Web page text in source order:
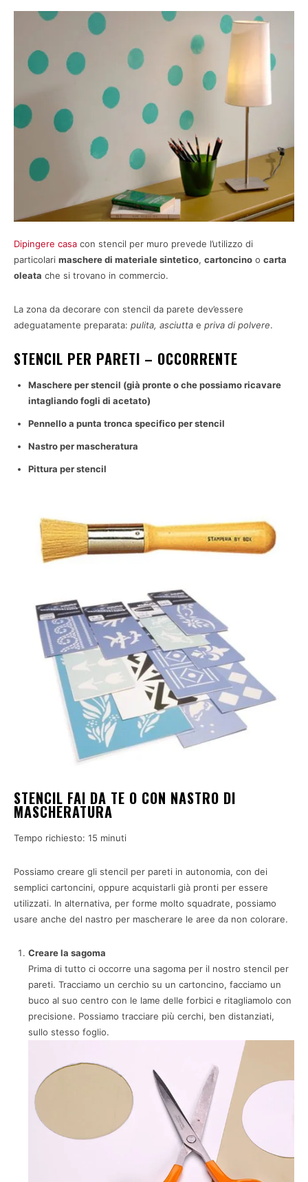
Dipingere casa con stencil per muro prevede l’utilizzo di
particolari maschere di materiale sintetico, cartoncino o carta
oleata che si trovano in commercio.
La zona da decorare con stencil da parete dev’essere
adeguatamente preparata: pulita, asciutta e priva di polvere.
STENCIL PER PARETI – OCCORRENTE
Maschere per stencil (già pronte o che possiamo ricavare
intagliando fogli di acetato)
Pennello a punta tronca specifico per stencil
Nastro per mascheratura
Pittura per stencil
STENCIL FAI DA TE O CON NASTRO DI
MASCHERATURA
Tempo richiesto: 15 minuti
Possiamo creare gli stencil per pareti in autonomia, con dei
semplici cartoncini, oppure acquistarli già pronti per essere
utilizzati. In alternativa, per forme molto squadrate, possiamo
usare anche del nastro per mascherare le aree da non colorare.
Creare la sagoma
Prima di tutto ci occorre una sagoma per il nostro stencil per
pareti. Tracciamo un cerchio su un cartoncino, facciamo un
buco al suo centro con le lame delle forbici e ritagliamolo con
precisione. Possiamo tracciare più cerchi, ben distanziati,
sullo stesso foglio.